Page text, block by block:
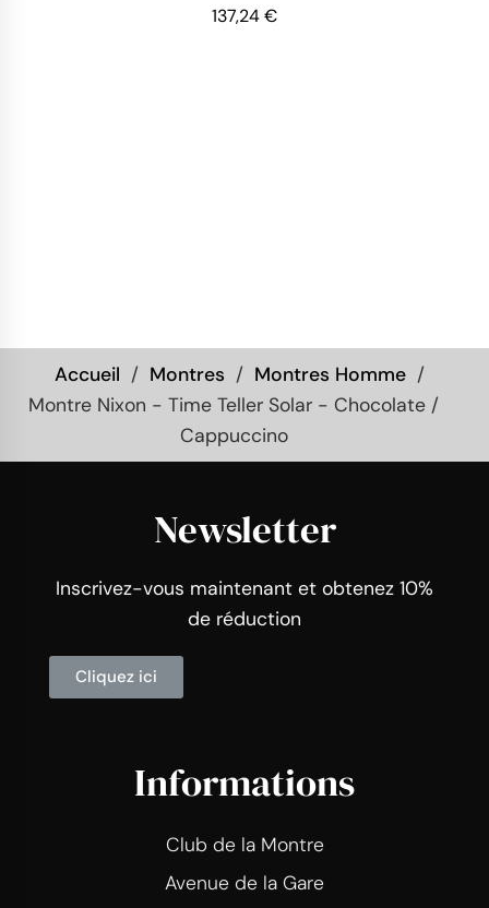
137,24 €
Accueil Montres
Montres Homme
Montre Nixon - Time Teller Solar - Chocolate /
Cappuccino
Newsletter
Inscrivez-vous maintenant et obtenez 10%
de réduction
Cliquez ici
Informations
Club de la Montre
Avenue de la Gare